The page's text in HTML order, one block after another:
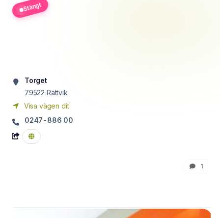
Stängt
Torget
79522 Rättvik
Visa vägen dit
0247-886 00
1